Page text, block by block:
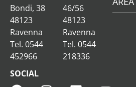
Bondi, 38
48123
Ravenna
Tel. 0544
452966
46/56
48123
Ravenna
Tel. 0544
218336
SOCIAL